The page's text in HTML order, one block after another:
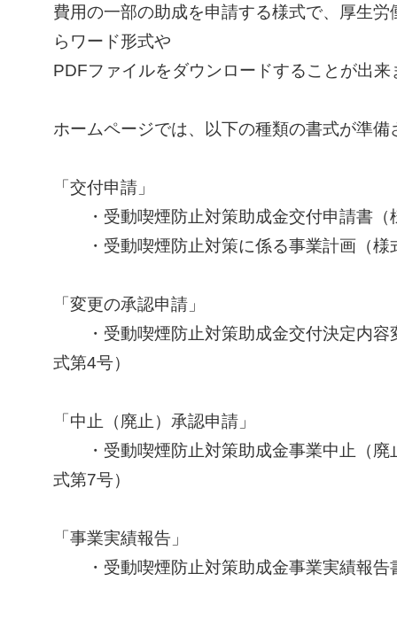
費用の一部の助成を申請する様式で、厚生労
らワード形式や
PDFファイルをダウンロードすることが出来
ホームページでは、以下の種類の書式が準備
「交付申請」
・受動喫煙防止対策助成金交付申請書（
・受動喫煙防止対策に係る事業計画（様
「変更の承認申請」
・受動喫煙防止対策助成金交付決定内容
式第4号）
「中止（廃止）承認申請」
・受動喫煙防止対策助成金事業中止（廃
式第7号）
「事業実績報告」
・受動喫煙防止対策助成金事業実績報告